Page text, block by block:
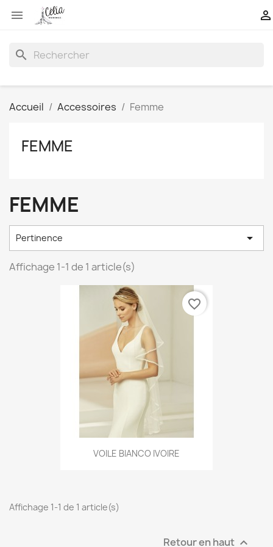
 
search
Accueil Accessoires Femme
FEMME
FEMME
Pertinence 
Affichage 1-1 de 1 article(s)
VOILE BIANCO IVOIRE
favorite_border
Affichage 1-1 de 1 article(s)
Retour en haut 